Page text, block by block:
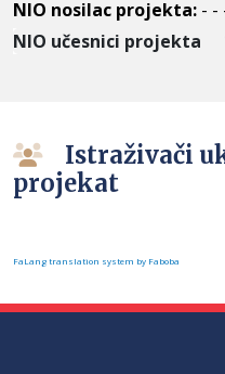
NIO nosilac projekta: - -
NIO učesnici projekta
Istraživači
projekat
FaLang translation system by Faboba